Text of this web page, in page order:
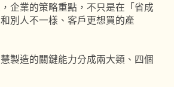
業的策略重點，不只是在「省成
別人不一樣、客戶更想買的產
造的關鍵能力分成兩大類、四個